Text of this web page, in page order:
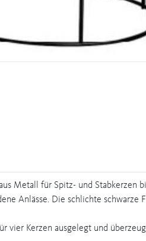
Metall für Spitz- und Stabkerzen
Anlässe. Die schlichte
vier Kerzen ausgelegt und